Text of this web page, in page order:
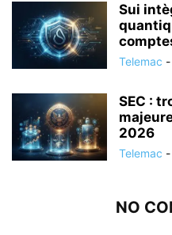
Sui
Telemac -
SEC :
2026
Telemac -
NO